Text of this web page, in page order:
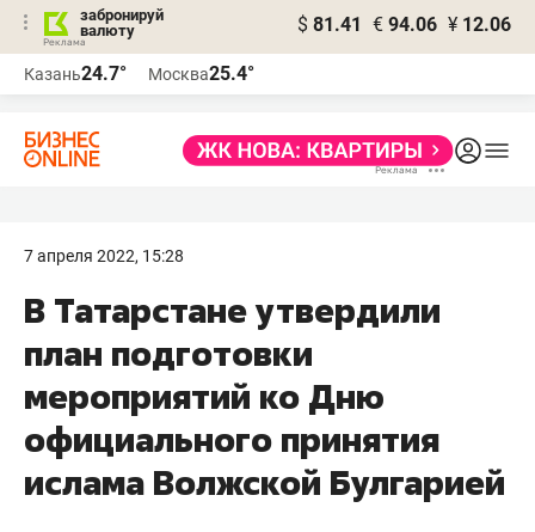
забронируй
валюту
$ 81.41 € 94.06 ¥ 12.06
Казань24.7° Москва25.4°
7 апреля 2022, 15:28
В Татарстане утвердили
план подготовки
мероприятий ко Дню
официального принятия
ислама Волжской Булгарией